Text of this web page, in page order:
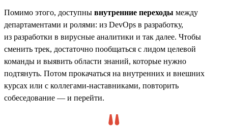
Помимо этого, доступны внутренние переходы между
департаментами и ролями: из DevOps в разработку,
из разработки в вирусные аналитики и так далее. Чтобы
сменить трек, достаточно пообщаться с лидом целевой
команды и выявить области знаний, которые нужно
подтянуть. Потом прокачаться на внутренних и внешних
курсах или с коллегами-наставниками, повторить
собеседование — и перейти.